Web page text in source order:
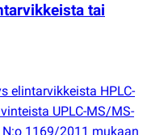
tai
elintarvikkeista HPLC-
UPLC-MS/MS-
N:o 1169/2011 mukaan